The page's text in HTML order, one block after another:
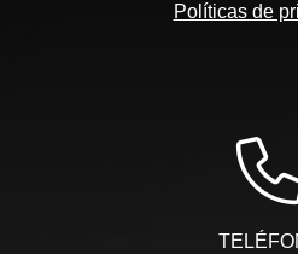
Políticas de